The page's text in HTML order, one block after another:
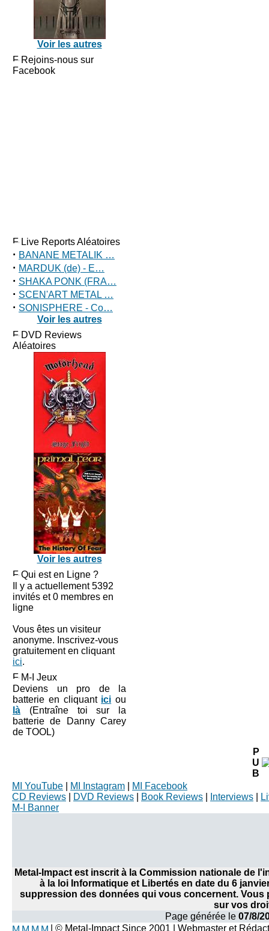
Voir les autres
Rejoins-nous sur
Facebook
Live Reports Aléatoires
· BANANE METALIK …
· MARDUK (de) - E…
· SHAKA PONK (FRA…
· SCEN'ART METAL …
· SONISPHERE - Co…
Voir les autres
DVD Reviews
Aléatoires
Voir les autres
Qui est en Ligne ?
Il y a actuellement 5392
invités et 0 membres en
ligne
Vous êtes un visiteur
anonyme. Inscrivez-vous
gratuitement en cliquant
ici.
M-I Jeux
Deviens un pro de la
batterie en cliquant ici ou
là (Entraîne toi sur la
batterie de Danny Carey
de TOOL)
P
U
B
MI YouTube
MI Instagram
MI Facebook
CD Reviews
DVD Reviews Book Reviews Interviews
M-I Banner
Metal-Impact est inscrit à la Commission nationale de
à la loi Informatique et Libertés en date du 6
suppression des données qui vous concernent.
sur vos
Page générée le 07/8/
| © Metal-Impact Since 2001 | Webmaster et